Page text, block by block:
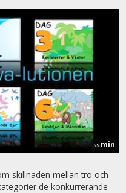
55 min
skillnaden mellan tro och
de konkurrerande